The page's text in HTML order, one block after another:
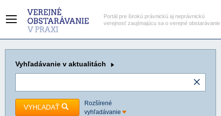
Portál pre širokú právnickú aj neprávnickú
verejnosť zaujímajúcu sa o verejné obstarávanie
Vyhľadávanie v aktualitách
VYHĽADAŤ
Rozšírené
vyhľadávanie